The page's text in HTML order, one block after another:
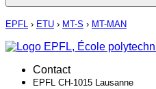
EPFL › ETU › MT-S › MT-MAN
Contact
EPFL CH-1015 Lausanne